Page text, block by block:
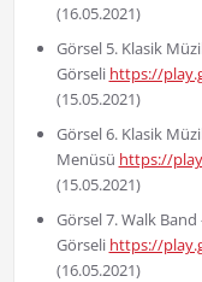
(16.05.2021)
Görsel 5. Klasik
Görseli https://
(15.05.2021)
Görsel 6. Klasik
Menüsü https://
(15.05.2021)
Görsel 7. Walk
Görseli https://
(16.05.2021)